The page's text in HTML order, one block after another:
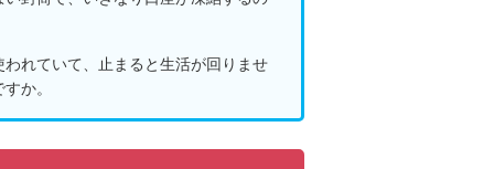
れていて、止まると生活が回りませ
か。